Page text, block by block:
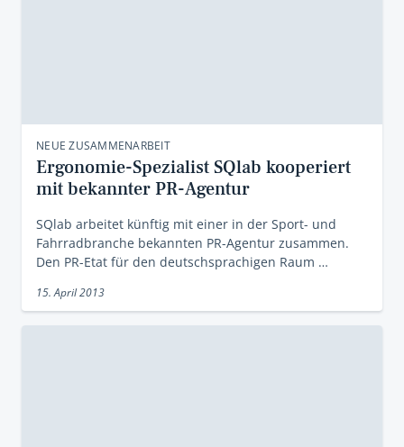
NEUE ZUSAMMENARBEIT
Ergonomie-Spezialist SQlab kooperiert
mit bekannter PR-Agentur
SQlab arbeitet künftig mit einer in der Sport- und
Fahrradbranche bekannten PR-Agentur zusammen.
Den PR-Etat für den deutschsprachigen Raum …
15. April 2013